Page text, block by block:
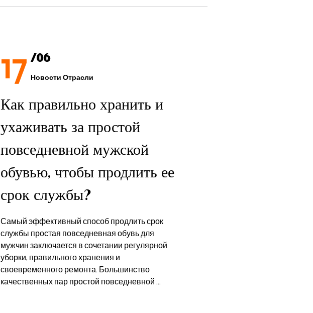
17 /06
Новости Отрасли
Как правильно хранить и
ухаживать за простой
повседневной мужской
обувью, чтобы продлить ее
срок службы?
Самый эффективный способ продлить срок
службы простая повседневная обувь для
мужчин заключается в сочетании регулярной
уборки, правильного хранения и
своевременного ремонта. Большинство
качественных пар простой повседневной ...